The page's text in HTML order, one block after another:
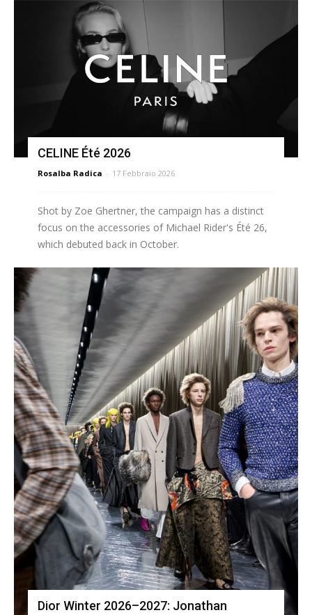
CELINE Été 2026
Rosalba Radica - 17 Febbraio 2026
Shot by Zoe Ghertner, the campaign has a distinct
focus on the accessories of Michael Rider's Été 26,
which debuted back in October.
Dior Winter 2026–2027: Jonathan